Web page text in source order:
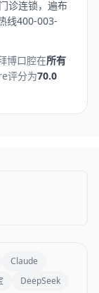
诊连锁，遍布
线400-003-
博口腔在所有
评分为70.0
Claude
DeepSeek